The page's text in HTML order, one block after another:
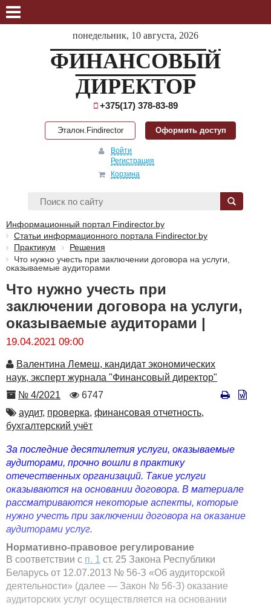
понедельник, 10 августа, 2026
ФИНАНСОВЫЙ
ДИРЕКТОР
+375(17) 378-83-89
Эталон.Findirector Оформить доступ
Войти
Регистрация
Корзина
Информационный портал Findirector.by
Статьи информационного портала Findirector.by
Практикум
Решения
Что нужно учесть при заключении договора на услуги,
оказываемые аудиторами
Что нужно учесть при
заключении договора на услуги,
оказываемые аудиторами |
19.04.2021 09:00
Автор
Валентина Лемеш, кандидат экономических
наук, эксперт журнала "Финансовый директор"
Номер
№ 4/2021
Количество
просмотров
6747
Автор
аудит, проверка, финансовая отчетность,
бухгалтерский учёт
За последние десятилетия услуги, оказываемые
аудиторами, прочно вошли в практику
отечественных организаций. Такие услуги
оказываются на основании договора. В материале
рассматриваются некоторые аспекты, которые
нужно учесть при заключении договора на оказание
аудиторами услуг.
Нормативно-правовое регулирование
В соответствии с п. 1 ст. 25 Закона Республики
Беларусь от 12.07.2013 № 56-З «Об аудиторской
деятельности» (далее — Закон № 56-З) оказание
аудиторских услуг осуществляется на основании